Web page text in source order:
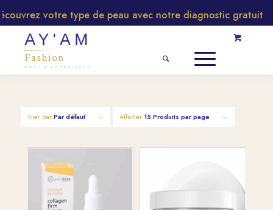
votre type de peau avec notre diagnostic gratuit
Trier parPar défaut Afficher15 Produits par page